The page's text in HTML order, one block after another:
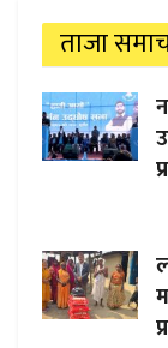
ताजा